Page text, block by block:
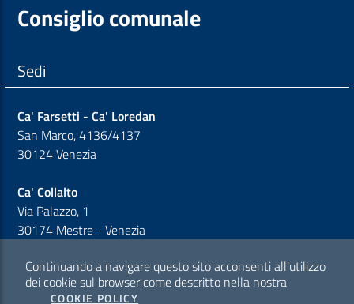
Consiglio comunale
Sedi
Ca' Farsetti - Ca' Loredan
San Marco, 4136/4137
30124 Venezia
Ca' Collalto
Via Palazzo, 1
30174 Mestre - Venezia
Sezione Link Policy
Continuando a navigare questo sito acconsenti all'utilizzo
dei cookie sul browser come descritto nella nostra
COOKIE POLICY